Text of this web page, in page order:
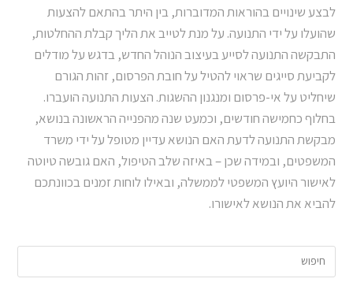
לבצע שינויים בהוראות המדוברות, בין היתר בהתאם להצעות
שהועלו על ידי התנועה. על מנת לטייב את הליך קבלת ההחלטות,
התבקשה התנועה לסייע בעיצוב הנוהל החדש, בדגש על מודלים
לקביעת סייגים שראוי להטיל על חובת הפרסום, זהות הגורם
שיחליט על אי-פרסום ומנגנון ההשגות. הצעות התנועה הועברו.
בחלוף כחמישה חודשים, וכמעט שנה מהפנייה הראשונה בנושא,
מבקשת התנועה לדעת האם הנושא עדיין מטופל על ידי משרד
המשפטים, ובמידה שכן – באיזה שלב הטיפול, האם גובשה טיוטה
לאישור היועץ המשפטי לממשלה, ובאילו לוחות זמנים בכוונתכם
להביא את הנושא לאישורו.